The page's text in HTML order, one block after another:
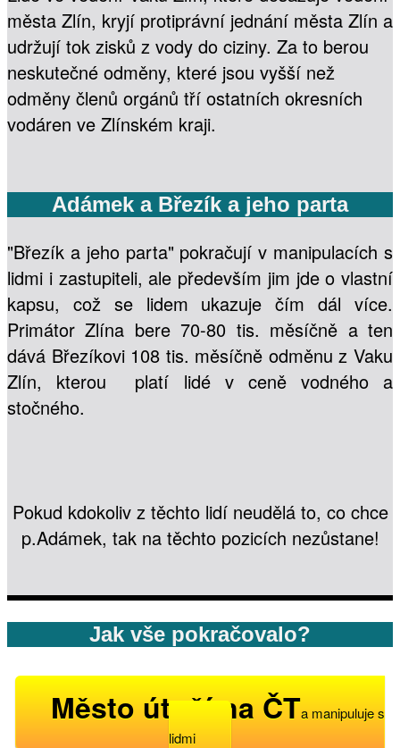
města Zlín, kryjí protiprávní jednání města Zlín a
udržují tok zisků z vody do ciziny. Za to berou
neskutečné odměny, které jsou vyšší než
odměny členů orgánů tří ostatních okresních
vodáren ve Zlínském kraji.
Adámek a Březík a jeho parta
"Březík a jeho parta" pokračují v manipulacích s
lidmi i zastupiteli, ale především jim jde o vlastní
kapsu, což se lidem ukazuje čím dál více.
Primátor Zlína bere 70-80 tis. měsíčně a ten
dává Březíkovi 108 tis. měsíčně odměnu z Vaku
Zlín, kterou platí lidé v ceně vodného a
stočného.
Pokud kdokoliv z těchto lidí neudělá to, co chce
p.Adámek, tak na těchto pozicích nezůstane!
Jak vše pokračovalo?
Město útočí na ČTa manipuluje s
lidmi